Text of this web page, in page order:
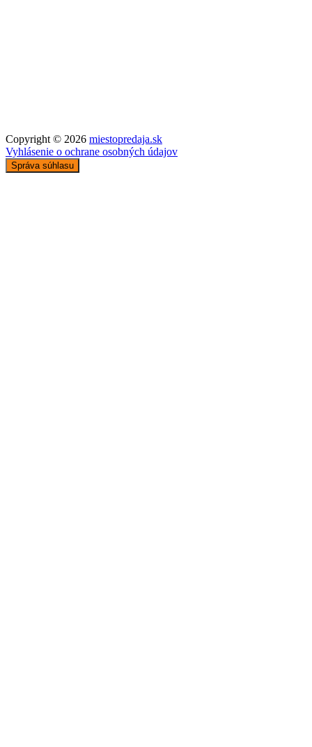
Copyright © 2026 miestopredaja.sk
Vyhlásenie o ochrane osobných údajov
Správa súhlasu